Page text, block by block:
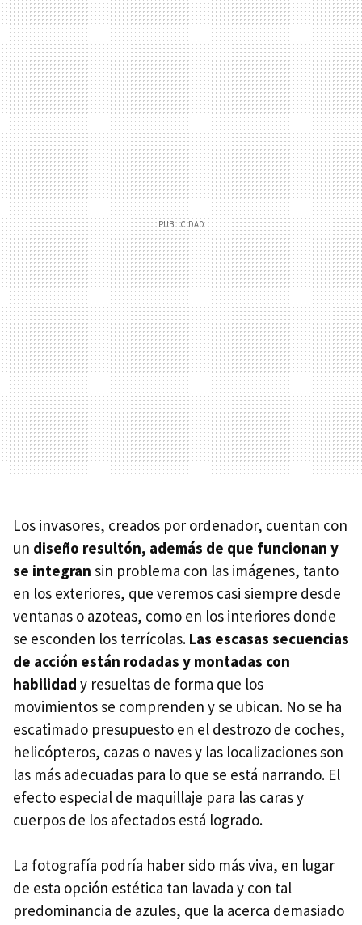
Los invasores, creados por ordenador, cuentan con
un diseño resultón, además de que funcionan y
se integran sin problema con las imágenes, tanto
en los exteriores, que veremos casi siempre desde
ventanas o azoteas, como en los interiores donde
se esconden los terrícolas. Las escasas secuencias
de acción están rodadas y montadas con
habilidad y resueltas de forma que los
movimientos se comprenden y se ubican. No se ha
escatimado presupuesto en el destrozo de coches,
helicópteros, cazas o naves y las localizaciones son
las más adecuadas para lo que se está narrando. El
efecto especial de maquillaje para las caras y
cuerpos de los afectados está logrado.
La fotografía podría haber sido más viva, en lugar
de esta opción estética tan lavada y con tal
predominancia de azules, que la acerca demasiado